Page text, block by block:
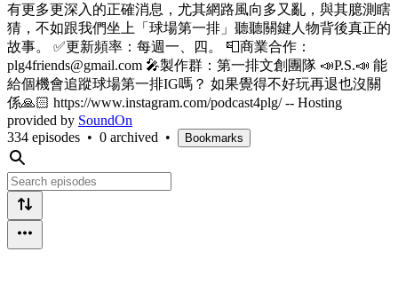
有更多更深入的正確消息，尤其網路風向多又亂，與其臆測瞎
猜，不如跟我們坐上「球場第一排」聽聽關鍵人物背後真正的
故事。 ✅更新頻率：每週一、四。 📮商業合作：
plg4friends@gmail.com 🎤製作群：第一排文創團隊 📣P.S.📣 能
給個機會追蹤球場第一排IG嗎？ 如果覺得不好玩再退也沒關
係🙏🏻 https://www.instagram.com/podcast4plg/ -- Hosting
provided by SoundOn
334 episodes • 0 archived • Bookmarks